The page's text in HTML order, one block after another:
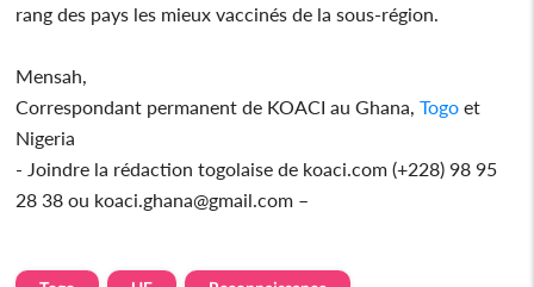
rang des pays les mieux vaccinés de la sous-région.
Mensah,
Correspondant permanent de KOACI au Ghana,Togo et
Nigeria
- Joindre la rédaction togolaise de koaci.com (+228) 98 95
28 38 ou koaci.ghana@gmail.com –